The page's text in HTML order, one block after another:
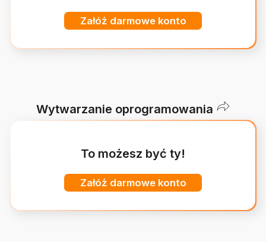
Załóż darmowe konto
Wytwarzanie oprogramowania
To możesz być ty!
Załóż darmowe konto